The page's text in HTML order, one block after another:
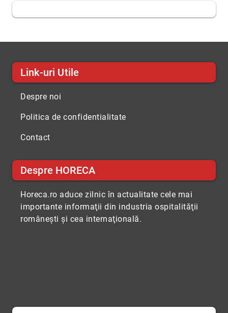
Link-uri Utile
Despre noi
Politica de confidentialitate
Contact
Despre HORECA
Horeca.ro aduce zilnic în actualitate cele mai
importante informaţii din industria ospitalităţii
româneşti şi cea internaţională.